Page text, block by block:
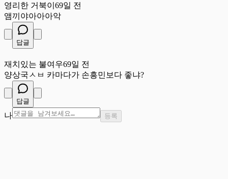
영리한 거북이 69일 전
앰끼야아아아악
답글
재치있는 불여우69일 전
양상국ㅅㅂ 카마다가 손흥민보다 좋냐?
답글
나 등록